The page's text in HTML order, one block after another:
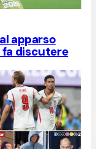
apparso
discutere